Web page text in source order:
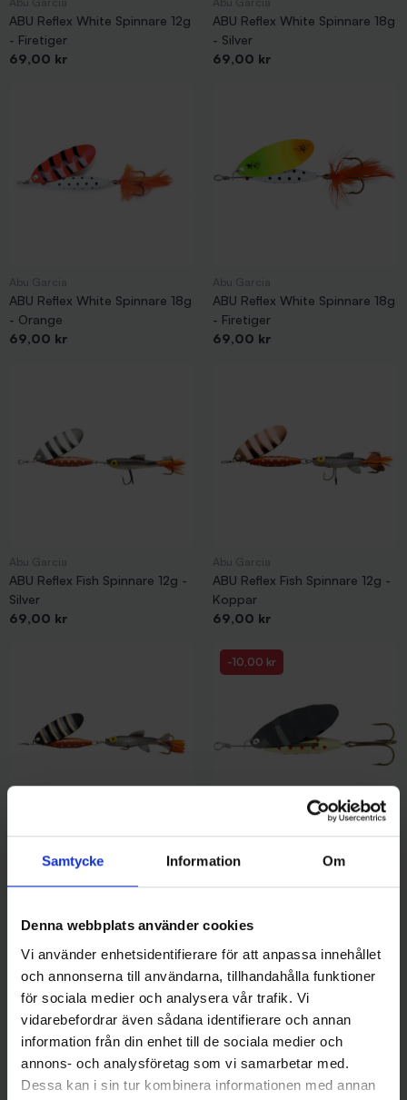
Samtycke Information Om
Denna webbplats använder cookies
Vi använder enhetsidentifierare för att anpassa innehållet
och annonserna till användarna, tillhandahålla funktioner
för sociala medier och analysera vår trafik. Vi
vidarebefordrar även sådana identifierare och annan
information från din enhet till de sociala medier och
annons- och analysföretag som vi samarbetar med.
Dessa kan i sin tur kombinera informationen med annan
ABU Reflex White Spinnare 12g
- Firetiger
Pris
69,00 kr
ABU Reflex White Spinnare 18g
- Silver
Pris
69,00 kr
ABU Reflex White Spinnare 18g
- Orange
Pris
69,00 kr
ABU Reflex White Spinnare 18g
- Firetiger
Pris
69,00 kr
ABU Reflex Fish Spinnare 12g -
Silver
Pris
69,00 kr
ABU Reflex Fish Spinnare 12g -
Koppar
Pris
69,00 kr
ABU Reflex Fish Spinnare 12g -
-10,00 kr
ABU Reflex 7g Arctic -